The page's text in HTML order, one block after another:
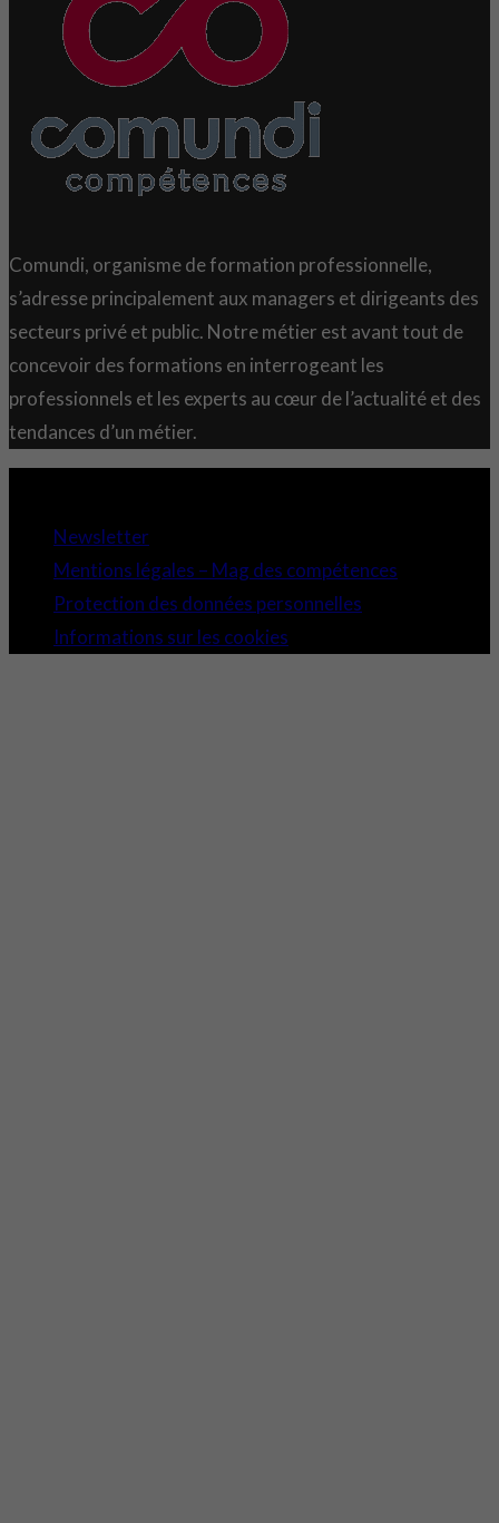
Comundi, organisme de formation professionnelle,
s’adresse principalement aux managers et dirigeants des
secteurs privé et public. Notre métier est avant tout de
concevoir des formations en interrogeant les
professionnels et les experts au cœur de l’actualité et des
tendances d’un métier.
Newsletter
Mentions légales – Mag des compétences
Protection des données personnelles
Informations sur les cookies